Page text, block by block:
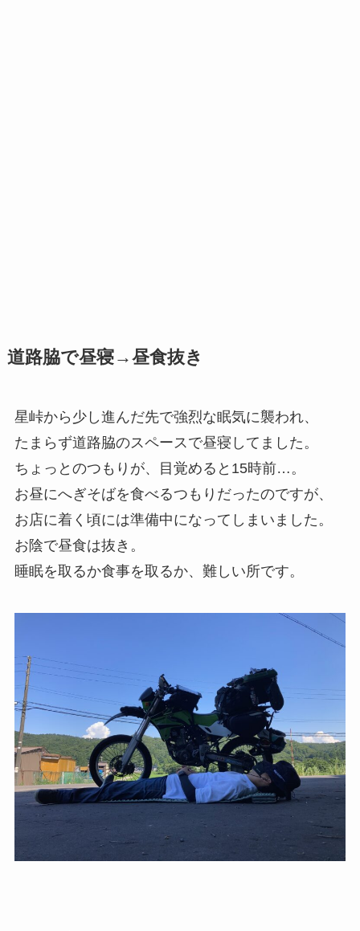
道路脇で昼寝→昼食抜き
星峠から少し進んだ先で強烈な眠気に襲われ、
たまらず道路脇のスペースで昼寝してました。
ちょっとのつもりが、目覚めると15時前…。
お昼にへぎそばを食べるつもりだったのですが、
お店に着く頃には準備中になってしまいました。
お陰で昼食は抜き。
睡眠を取るか食事を取るか、難しい所です。